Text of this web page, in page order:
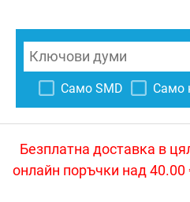
Само SMD Само
Безплатна доставка в
онлайн поръчки над